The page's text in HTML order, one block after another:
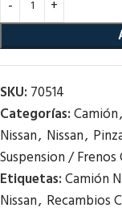
SKU: 70514
Categorías:Camión,
Nissan, Nissan,
Suspension / Frenos
Etiquetas:Camión
Nissan, Recambios